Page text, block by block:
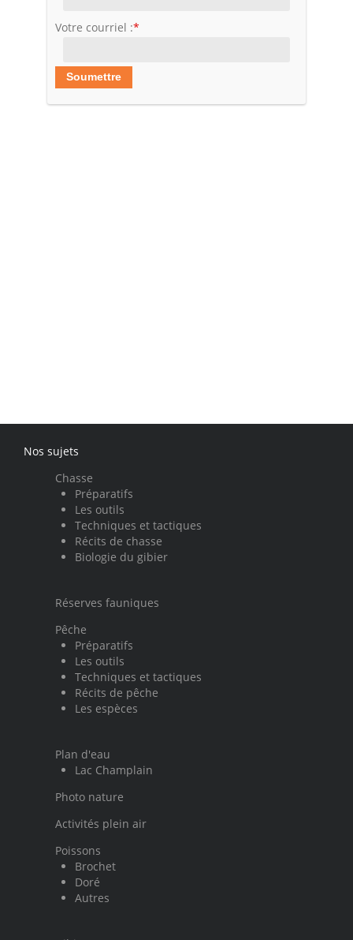
Votre courriel :*
Nos sujets
Chasse
Préparatifs
Les outils
Techniques et tactiques
Récits de chasse
Biologie du gibier
Réserves fauniques
Pêche
Préparatifs
Les outils
Techniques et tactiques
Récits de pêche
Les espèces
Plan d'eau
Lac Champlain
Photo nature
Activités plein air
Poissons
Brochet
Doré
Autres